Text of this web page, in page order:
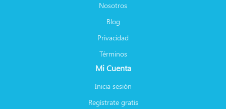
Nosotros
Blog
Privacidad
Términos
Mi Cuenta
Inicia sesión
Regístrate gratis